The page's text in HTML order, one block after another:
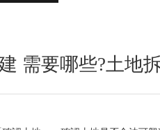
需要哪些?土地